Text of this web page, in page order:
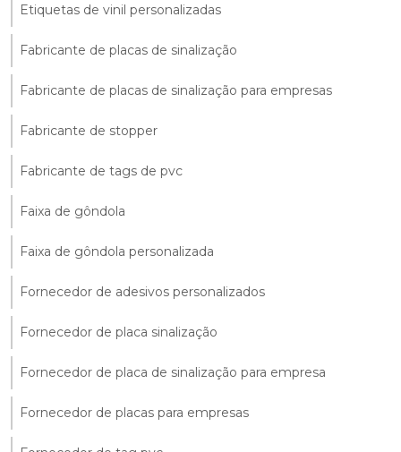
Etiquetas de vinil personalizadas
Fabricante de placas de sinalização
Fabricante de placas de sinalização para empresas
Fabricante de stopper
Fabricante de tags de pvc
Faixa de gôndola
Faixa de gôndola personalizada
Fornecedor de adesivos personalizados
Fornecedor de placa sinalização
Fornecedor de placa de sinalização para empresa
Fornecedor de placas para empresas